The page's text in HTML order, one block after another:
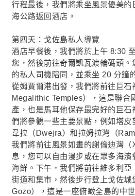
行程最後，我們將乘坐風景優美的
海公路返回酒店。
第四天：戈佐島私人導覽
酒店早餐後，我們將於上午 8:30
您，然後前往奇爾凱瓦渡輪碼頭。
的私人司機陪同，並乘坐 20 分鐘
從姆賈爾港出發，我們將前往巨石
Megalithic Temples），這是聯合
產，也是馬耳他保存最完好的巨石
們將參觀一些主要景點，例如塔
韋拉（Dwejra）和拉姆拉灣（
我們將前往風景如畫的謝倫迪灣
息，您可以自由漫步或在眾多海濱
海鮮。下午，我們將前往維多利亞
街道和集市，然後步行登上戈佐
Gozo），這是一座俯瞰全島的中